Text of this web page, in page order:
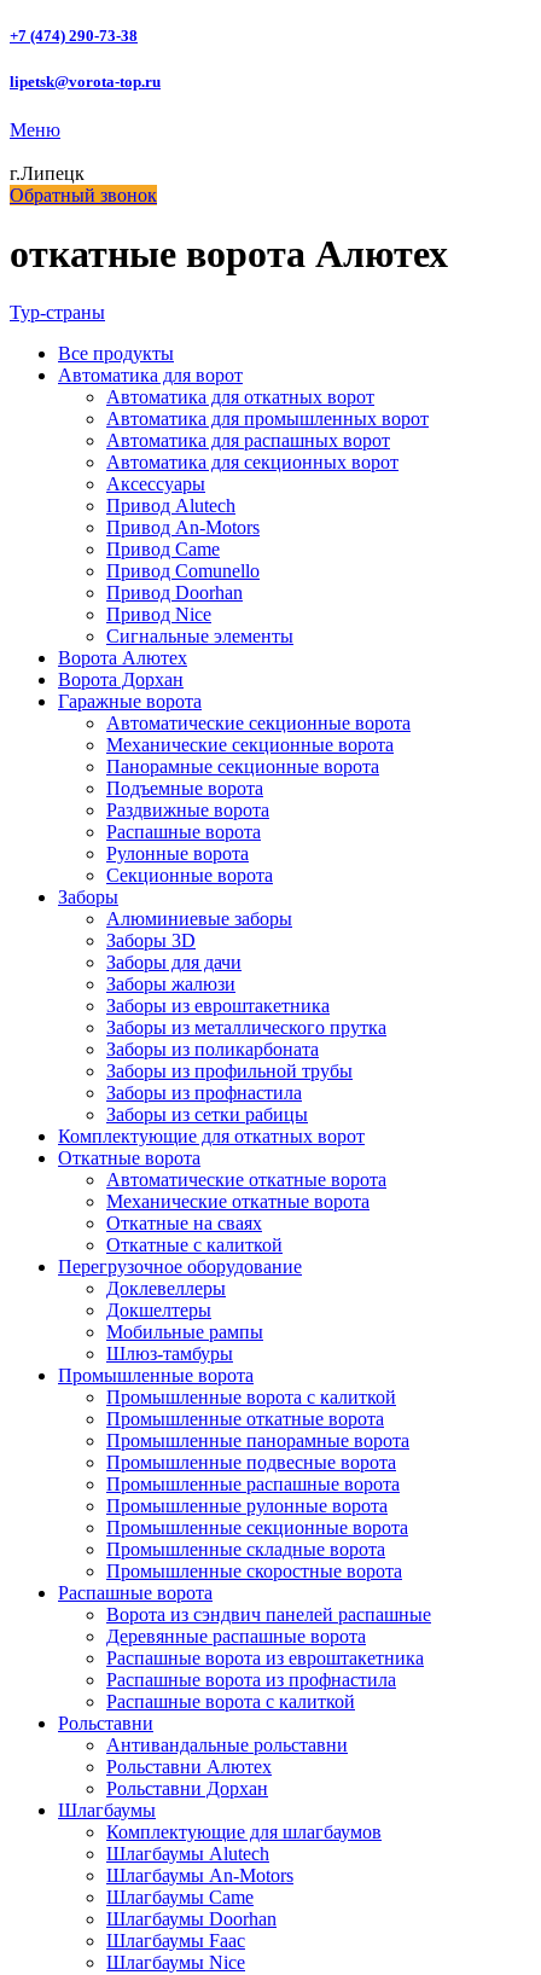
+7 (474) 290-73-38
lipetsk@vorota-top.ru
Меню
г.Липецк
Обратный звонок
откатные ворота Алютех
Тур-страны
Все продукты
Автоматика для ворот
Автоматика для откатных ворот
Автоматика для промышленных ворот
Автоматика для распашных ворот
Автоматика для секционных ворот
Аксессуары
Привод Alutech
Привод An-Motors
Привод Came
Привод Comunello
Привод Doorhan
Привод Nice
Сигнальные элементы
Ворота Алютех
Ворота Дорхан
Гаражные ворота
Автоматические секционные ворота
Механические секционные ворота
Панорамные секционные ворота
Подъемные ворота
Раздвижные ворота
Распашные ворота
Рулонные ворота
Секционные ворота
Заборы
Алюминиевые заборы
Заборы 3D
Заборы для дачи
Заборы жалюзи
Заборы из евроштакетника
Заборы из металлического прутка
Заборы из поликарбоната
Заборы из профильной трубы
Заборы из профнастила
Заборы из сетки рабицы
Комплектующие для откатных ворот
Откатные ворота
Автоматические откатные ворота
Механические откатные ворота
Откатные на сваях
Откатные с калиткой
Перегрузочное оборудование
Доклевеллеры
Докшелтеры
Мобильные рампы
Шлюз-тамбуры
Промышленные ворота
Промышленные ворота с калиткой
Промышленные откатные ворота
Промышленные панорамные ворота
Промышленные подвесные ворота
Промышленные распашные ворота
Промышленные рулонные ворота
Промышленные секционные ворота
Промышленные складные ворота
Промышленные скоростные ворота
Распашные ворота
Ворота из сэндвич панелей распашные
Деревянные распашные ворота
Распашные ворота из евроштакетника
Распашные ворота из профнастила
Распашные ворота с калиткой
Рольставни
Антивандальные рольставни
Рольставни Алютех
Рольставни Дорхан
Шлагбаумы
Комплектующие для шлагбаумов
Шлагбаумы Alutech
Шлагбаумы An-Motors
Шлагбаумы Came
Шлагбаумы Doorhan
Шлагбаумы Faac
Шлагбаумы Nice